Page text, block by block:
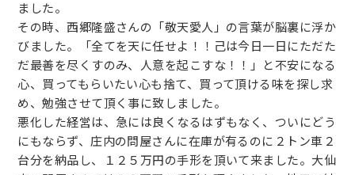
ました。
その時、西郷隆盛さんの「敬天愛人」の言葉が脳裏に浮か
びました。「全てを天に任せよ！！己は今日一日にただた
だ最善を尽くすのみ、人意を起こすな！！」と不安になる
心、買ってもらいたい心も捨て、買って頂ける味を探し求
め、勉強させて頂く事に致しました。
悪化した経営は、急には良くなるはずもなく、ついにどう
にもならず、庄内の問屋さんに在庫が有るのに２トン車２
台分を納品し、１２５万円の手形を頂いて来ました。大仙